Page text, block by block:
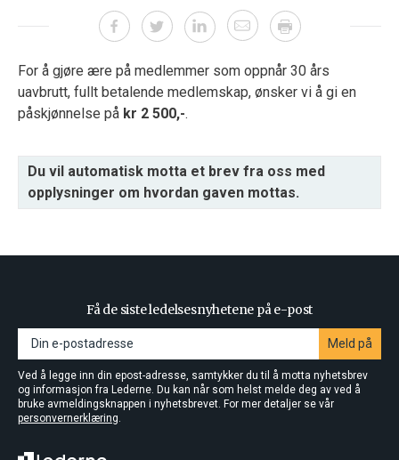
For å gjøre ære på medlemmer som oppnår 30 års
uavbrutt, fullt betalende medlemskap, ønsker vi å gi en
påskjønnelse på kr 2 500,-.
Du vil automatisk motta et brev fra oss med
opplysninger om hvordan gaven mottas.
Få de siste ledelsesnyhetene på e-post
Meld på
Ved å legge inn din epost-adresse, samtykker du til å motta nyhetsbrev
og informasjon fra Lederne. Du kan når som helst melde deg av ved å
bruke avmeldingsknappen i nyhetsbrevet. For mer detaljer se vår
personvernerklæring.